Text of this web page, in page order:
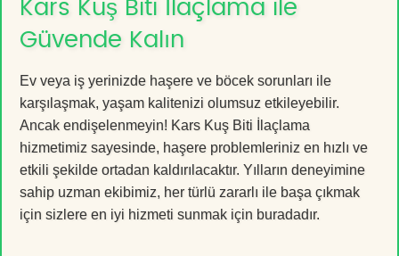
Kars Kuş Biti İlaçlama ile
Güvende Kalın
Ev veya iş yerinizde haşere ve böcek sorunları ile
karşılaşmak, yaşam kalitenizi olumsuz etkileyebilir.
Ancak endişelenmeyin! Kars Kuş Biti İlaçlama
hizmetimiz sayesinde, haşere problemleriniz en hızlı ve
etkili şekilde ortadan kaldırılacaktır. Yılların deneyimine
sahip uzman ekibimiz, her türlü zararlı ile başa çıkmak
için sizlere en iyi hizmeti sunmak için buradadır.